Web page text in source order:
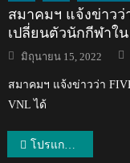
สมาคมฯ แจ้งข่าวว่
เปลี่ยนตัวนักกีฬาใ
Posted
on
มิถุนายน 15, 2022
สมาคมฯ แจ้งข่าวว่า
VNL ได้
แนะแนว
โปรแกรมการแข่งขันศึกเซปักตะกร้อชิงแชมป์โลก 2026 ทีมชุดชาย